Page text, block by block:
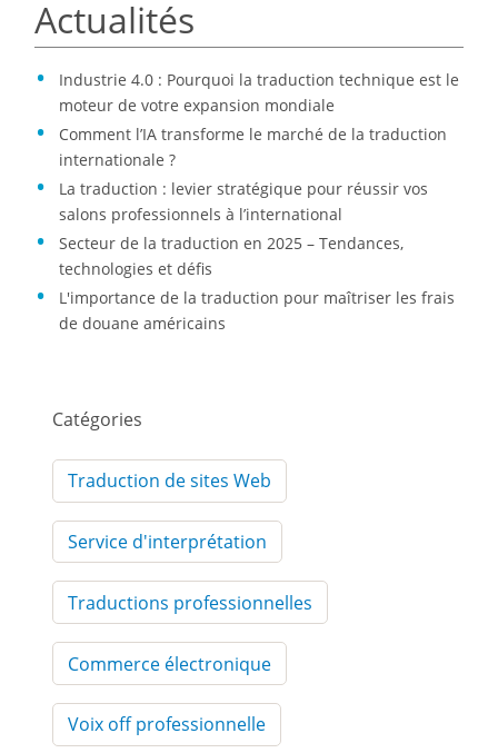
Actualités
Industrie 4.0 : Pourquoi la traduction technique est le
moteur de votre expansion mondiale
Comment l’IA transforme le marché de la traduction
internationale ?
La traduction : levier stratégique pour réussir vos
salons professionnels à l’international
Secteur de la traduction en 2025 – Tendances,
technologies et défis
L'importance de la traduction pour maîtriser les frais
de douane américains
Catégories
Traduction de sites Web
Service d'interprétation
Traductions professionnelles
Commerce électronique
Voix off professionnelle